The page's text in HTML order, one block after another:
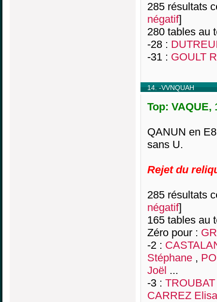
285 résultats
négatif]
280 tables au
-28 :
-31 : GOULT
14. -VVNQUAH
Top: VAQUE,
QANUN en
sans U.
Rejet du
285 résultats
négatif]
165 tables au
Zéro pour :
-2 :
Stéphane ,
Joël ...
-3 :
CARREZ